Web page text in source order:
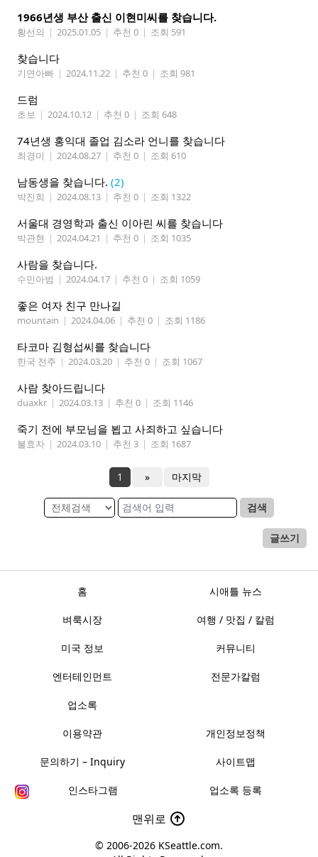
1966년생 부산 출신 이현미씨를 찾습니다.
황선의 | 2025.01.05 | 추천 0 | 조회 591
찾습니다
기연아빠 | 2024.11.22 | 추천 0 | 조회 981
드럼
초보 | 2024.10.12 | 추천 0 | 조회 648
74년생 홍익대 졸업 김소라 언니를 찾습니다
최경미 | 2024.08.27 | 추천 0 | 조회 610
남동생을 찾습니다. (2)
박진희 | 2024.08.13 | 추천 0 | 조회 1322
서울대 경영학과 출신 이아린 씨를 찾습니다
박관현 | 2024.04.21 | 추천 0 | 조회 1035
사람을 찾습니다.
수민아범 | 2024.04.17 | 추천 0 | 조회 1059
좋은 여자 친구 만나길
mountain | 2024.04.06 | 추천 0 | 조회 1186
타코마 김형섭씨를 찾습니다
한국 전주 | 2024.03.20 | 추천 0 | 조회 1067
사람 찾아드립니다
duaxkr | 2024.03.13 | 추천 0 | 조회 1146
죽기 전에 부모님을 뵙고 사죄하고 싶습니다
불효자 | 2024.03.10 | 추천 3 | 조회 1687
1 » 마지막
검색
글쓰기
홈 시애틀 뉴스
벼룩시장 여행 / 맛집 / 칼럼
미국 정보 커뮤니티
엔터테인먼트 전문가칼럼
업소록
이용약관 개인정보정책
문의하기 – Inquiry 사이트맵
인스타그램 업소록 등록
맨위로
© 2006-2026 KSeattle.com.